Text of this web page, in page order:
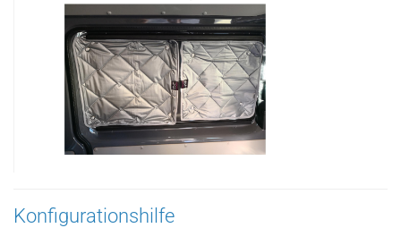
Konfigurationshilfe